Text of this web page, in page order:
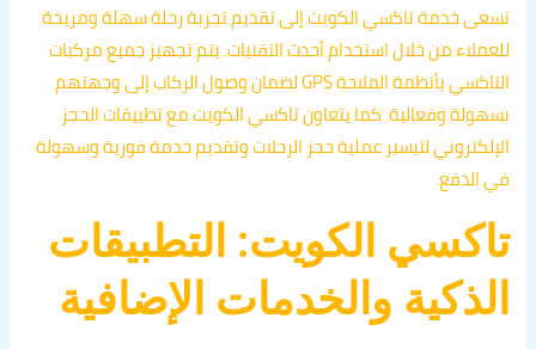
تسعى خدمة تاكسي الكويت إلى تقديم تجربة رحلة سهلة ومريحة
للعملاء من خلال استخدام أحدث التقنيات. يتم تجهيز جميع مركبات
التاكسي بأنظمة الملاحة GPS لضمان وصول الركاب إلى وجهتهم
بسهولة وفعالية. كما يتعاون تاكسي الكويت مع تطبيقات الحجز
الإلكتروني لتيسير عملية حجز الرحلات وتقديم خدمة فورية وسهولة
في الدفع.
تاكسي الكويت: التطبيقات
الذكية والخدمات الإضافية